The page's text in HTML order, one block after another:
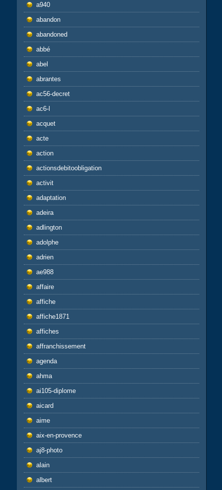
a940
abandon
abandoned
abbé
abel
abrantes
ac56-decret
ac6-l
acquet
acte
action
actionsdebitoobligation
activit
adaptation
adeira
adlington
adolphe
adrien
ae988
affaire
affiche
affiche1871
affiches
affranchissement
agenda
ahma
ai105-diplome
aicard
aime
aix-en-provence
aj8-photo
alain
albert